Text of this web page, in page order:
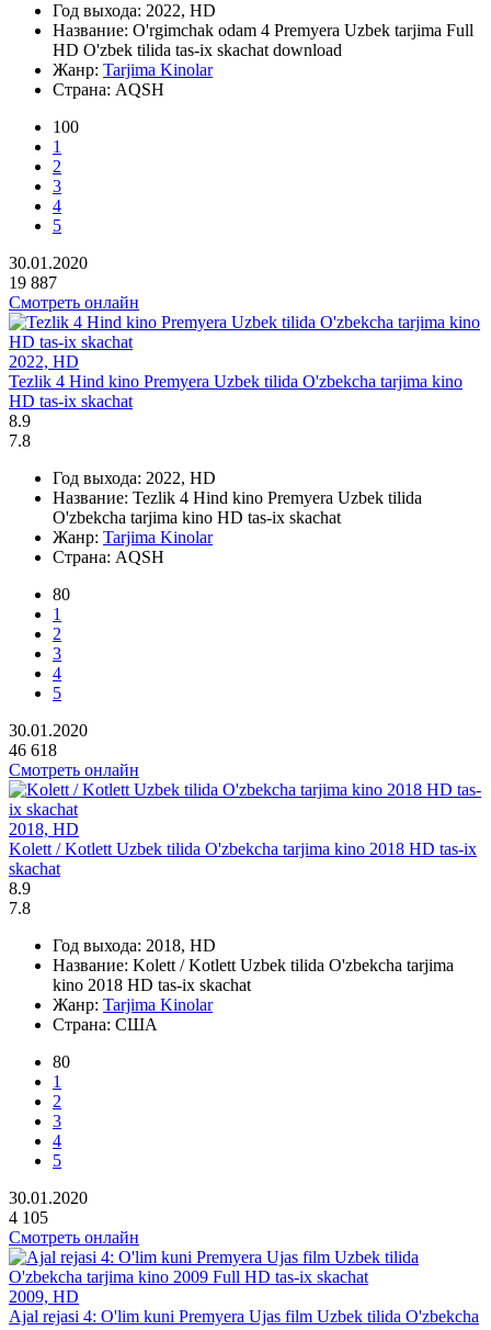
Год выхода: 2022, HD
Название: O'rgimchak odam 4 Premyera Uzbek tarjima Full
HD O'zbek tilida tas-ix skachat download
Жанр: Tarjima Kinolar
Страна: AQSH
100
1
2
3
4
5
30.01.2020
19 887
Смотреть онлайн
2022, HD
Tezlik 4 Hind kino Premyera Uzbek tilida O'zbekcha tarjima kino
HD tas-ix skachat
8.9
7.8
Год выхода: 2022, HD
Название: Tezlik 4 Hind kino Premyera Uzbek tilida
O'zbekcha tarjima kino HD tas-ix skachat
Жанр: Tarjima Kinolar
Страна: AQSH
80
1
2
3
4
5
30.01.2020
46 618
Смотреть онлайн
2018, HD
Kolett / Kotlett Uzbek tilida O'zbekcha tarjima kino 2018 HD tas-ix
skachat
8.9
7.8
Год выхода: 2018, HD
Название: Kolett / Kotlett Uzbek tilida O'zbekcha tarjima
kino 2018 HD tas-ix skachat
Жанр: Tarjima Kinolar
Страна: США
80
1
2
3
4
5
30.01.2020
4 105
Смотреть онлайн
2009, HD
Ajal rejasi 4: O'lim kuni Premyera Ujas film Uzbek tilida O'zbekcha